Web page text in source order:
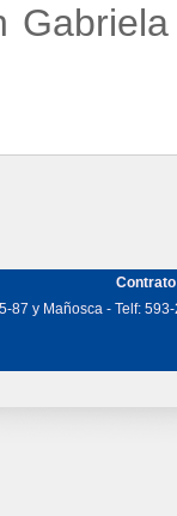
87 y Mañosca - Telf: